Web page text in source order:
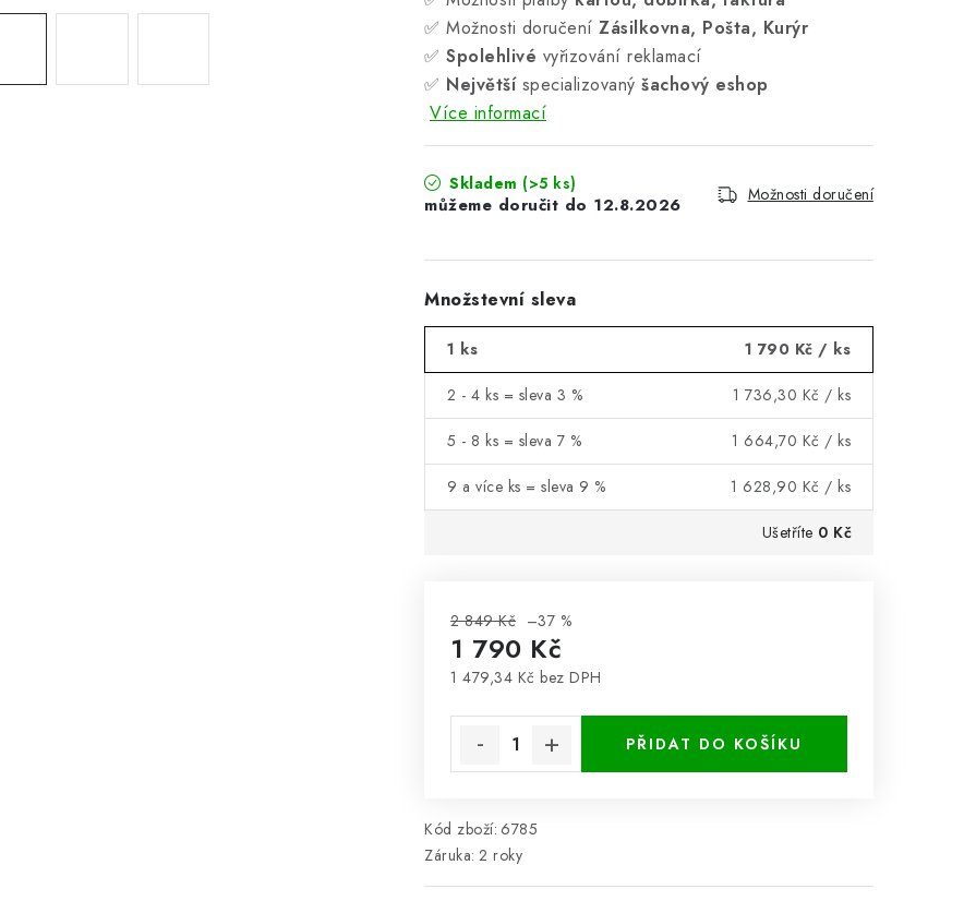
✅ Možnosti doručení Zásilkovna, Pošta, Kurýr
✅ Spolehlivé vyřizování reklamací
✅ Největšíspecializovaný šachový eshop
Více informací
Skladem (>5 ks)
12.8.2026 Možnosti doručení
Množstevní sleva
1 ks 1 790 Kč / ks
2 - 4 ks = sleva 3 % 1 736,30 Kč / ks
5 - 8 ks = sleva 7 % 1 664,70 Kč / ks
9 a více ks = sleva 9 % 1 628,90 Kč / ks
Ušetříte 0 Kč
2 849 Kč –37 %
1 790 Kč
1 479,34 Kč bez DPH
PŘIDAT DO KOŠÍKU
Kód zboží: 6785
Záruka: 2 roky